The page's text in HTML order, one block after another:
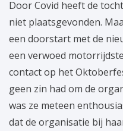
Door Covid heeft de
niet plaatsgevonden.
een doorstart met de
een verwoed
contact op het
geen zin had om de
was ze meteen
dat de organisatie bij